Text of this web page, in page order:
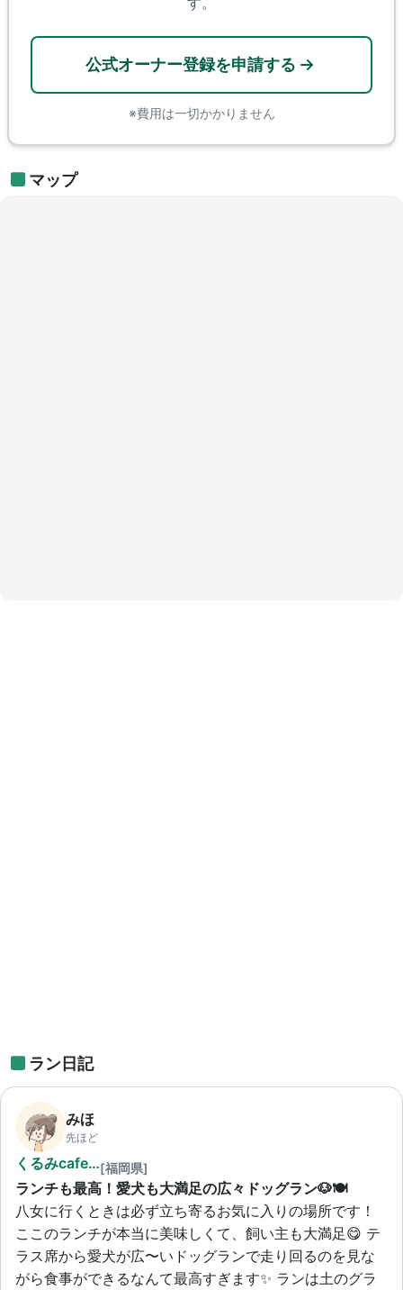
公式オーナー登録を申請する
※費用は一切かかりません
マップ
ラン日記
みほ
先ほど
くるみcafe…[福岡県]
ランチも最高！愛犬も大満足の広々ドッグラン🐶🍽️
八女に行くときは必ず立ち寄るお気に入りの場所です！
ここのランチが本当に美味しくて、飼い主も大満足😋 テ
ラス席から愛犬が広〜いドッグランで走り回るのを見な
がら食事ができるなんて最高すぎます✨ ランは土のグラ